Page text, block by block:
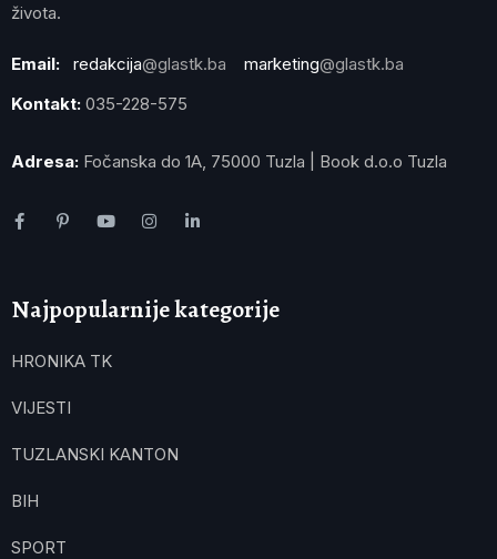
života.
Email: redakcija@glastk.ba marketing@glastk.ba
Kontakt: 035-228-575
Adresa: Fočanska do 1A, 75000 Tuzla | Book d.o.o Tuzla
Najpopularnije kategorije
HRONIKA TK
VIJESTI
TUZLANSKI KANTON
BIH
SPORT